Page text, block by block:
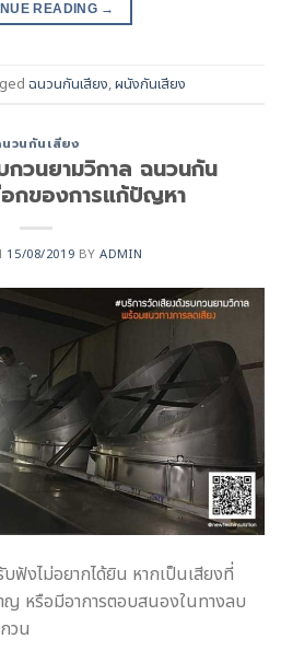
READING →
ฉนวนกันเสียง,ผนังกันเสียง
นวนกันเสียง
วนยามวิกาล ฉนวนกัน
อกของการแก้ปัญหา
15/08/2019 BYADMIN
ฟังไม่อยากได้ยิน หากเป็นเสียงที่
ญ หรือมีอาการตอบสนองในทางลบ
วน